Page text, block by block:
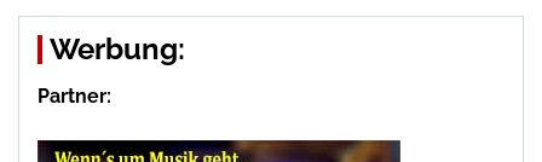
Werbung:
Partner: